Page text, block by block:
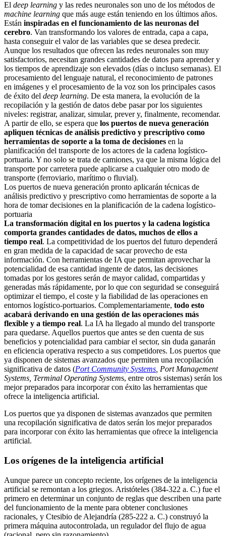
El deep learning y las redes neuronales son uno de los métodos de
machine learning que más auge están teniendo en los últimos años.
Están inspiradas en el funcionamiento de las neuronas del
cerebro. Van transformando los valores de entrada, capa a capa,
hasta conseguir el valor de las variables que se desea predecir.
Aunque los resultados que ofrecen las redes neuronales son muy
satisfactorios, necesitan grandes cantidades de datos para aprender y
los tiempos de aprendizaje son elevados (días o incluso semanas). El
procesamiento del lenguaje natural, el reconocimiento de patrones
en imágenes y el procesamiento de la voz son los principales casos
de éxito del deep learning. De esta manera, la evolución de la
recopilación y la gestión de datos debe pasar por los siguientes
niveles: registrar, analizar, simular, prever y, finalmente, recomendar.
A partir de ello, se espera que los puertos de nueva generación
apliquen técnicas de análisis predictivo y prescriptivo como
herramientas de soporte a la toma de decisiones en la
planificación del transporte de los actores de la cadena logístico-
portuaria. Y no solo se trata de camiones, ya que la misma lógica del
transporte por carretera puede aplicarse a cualquier otro modo de
transporte (ferroviario, marítimo o fluvial).
Los puertos de nueva generación pronto aplicarán técnicas de
análisis predictivo y prescriptivo como herramientas de soporte a la
hora de tomar decisiones en la planificación de la cadena logístico-
portuaria
La transformación digital en los puertos y la cadena logística
comporta grandes cantidades de datos, muchos de ellos a
tiempo real. La competitividad de los puertos del futuro dependerá
en gran medida de la capacidad de sacar provecho de esta
información. Con herramientas de IA que permitan aprovechar la
potencialidad de esa cantidad ingente de datos, las decisiones
tomadas por los gestores serán de mayor calidad, compartidas y
generadas más rápidamente, por lo que con seguridad se conseguirá
optimizar el tiempo, el coste y la fiabilidad de las operaciones en
entornos logístico-portuarios. Complementariamente, todo esto
acabará derivando en una gestión de las operaciones más
flexible y a tiempo real. La IA ha llegado al mundo del transporte
para quedarse. Aquellos puertos que antes se den cuenta de sus
beneficios y potencialidad para cambiar el sector, sin duda ganarán
en eficiencia operativa respecto a sus competidores. Los puertos que
ya disponen de sistemas avanzados que permiten una recopilación
significativa de datos (Port Community Systems , Port Management
Systems, Terminal Operating Systems, entre otros sistemas) serán los
mejor preparados para incorporar con éxito las herramientas que
ofrece la inteligencia artificial.
Los puertos que ya disponen de sistemas avanzados que permiten
una recopilación significativa de datos serán los mejor preparados
para incorporar con éxito las herramientas que ofrece la inteligencia
artificial.
Los orígenes de la inteligencia artificial
Aunque parece un concepto reciente, los orígenes de la inteligencia
artificial se remontan a los griegos. Aristóteles (384-322 a. C.) fue el
primero en determinar un conjunto de reglas que describen una parte
del funcionamiento de la mente para obtener conclusiones
racionales, y Ctesibio de Alejandría (285-222 a. C.) construyó la
primera máquina autocontrolada, un regulador del flujo de agua